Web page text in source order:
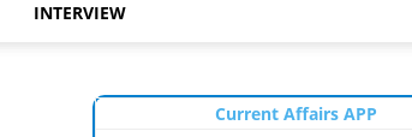
INTERVIEW
Current Affairs APP